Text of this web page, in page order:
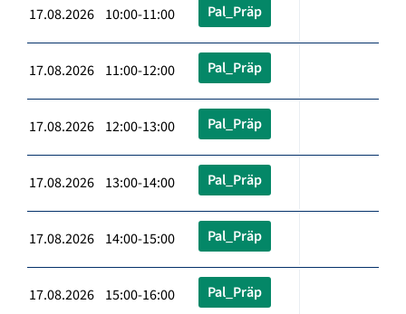
17.08.2026 10:00-11:00 Pal_Präp
17.08.2026 11:00-12:00 Pal_Präp
17.08.2026 12:00-13:00 Pal_Präp
17.08.2026 13:00-14:00 Pal_Präp
17.08.2026 14:00-15:00 Pal_Präp
17.08.2026 15:00-16:00 Pal_Präp